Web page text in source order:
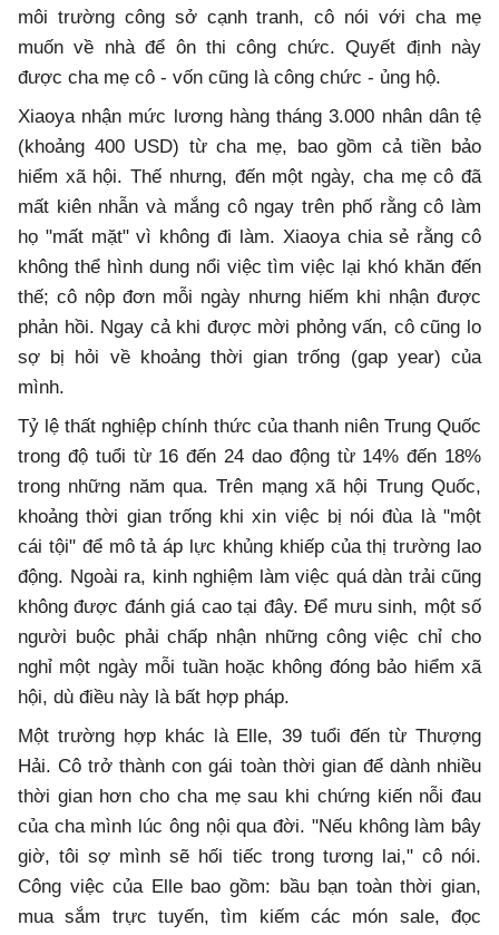
môi trường công sở cạnh tranh, cô nói với cha mẹ
muốn về nhà để ôn thi công chức. Quyết định này
được cha mẹ cô - vốn cũng là công chức - ủng hộ.
Xiaoya nhận mức lương hàng tháng 3.000 nhân dân tệ
(khoảng 400 USD) từ cha mẹ, bao gồm cả tiền bảo
hiểm xã hội. Thế nhưng, đến một ngày, cha mẹ cô đã
mất kiên nhẫn và mắng cô ngay trên phố rằng cô làm
họ "mất mặt" vì không đi làm. Xiaoya chia sẻ rằng cô
không thể hình dung nổi việc tìm việc lại khó khăn đến
thế; cô nộp đơn mỗi ngày nhưng hiếm khi nhận được
phản hồi. Ngay cả khi được mời phỏng vấn, cô cũng lo
sợ bị hỏi về khoảng thời gian trống (gap year) của
mình.
Tỷ lệ thất nghiệp chính thức của thanh niên Trung Quốc
trong độ tuổi từ 16 đến 24 dao động từ 14% đến 18%
trong những năm qua. Trên mạng xã hội Trung Quốc,
khoảng thời gian trống khi xin việc bị nói đùa là "một
cái tội" để mô tả áp lực khủng khiếp của thị trường lao
động. Ngoài ra, kinh nghiệm làm việc quá dàn trải cũng
không được đánh giá cao tại đây. Để mưu sinh, một số
người buộc phải chấp nhận những công việc chỉ cho
nghỉ một ngày mỗi tuần hoặc không đóng bảo hiểm xã
hội, dù điều này là bất hợp pháp.
Một trường hợp khác là Elle, 39 tuổi đến từ Thượng
Hải. Cô trở thành con gái toàn thời gian để dành nhiều
thời gian hơn cho cha mẹ sau khi chứng kiến nỗi đau
của cha mình lúc ông nội qua đời. "Nếu không làm bây
giờ, tôi sợ mình sẽ hối tiếc trong tương lai," cô nói.
Công việc của Elle bao gồm: bầu bạn toàn thời gian,
mua sắm trực tuyến, tìm kiếm các món sale, đọc